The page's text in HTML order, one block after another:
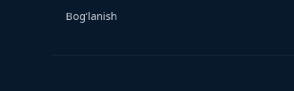
Bog‘lanish